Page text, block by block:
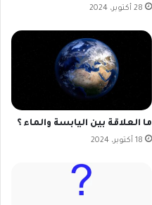
28 أكتوبر، 2024
ما العلاقة بين اليابسة والماء ؟
18 أكتوبر، 2024